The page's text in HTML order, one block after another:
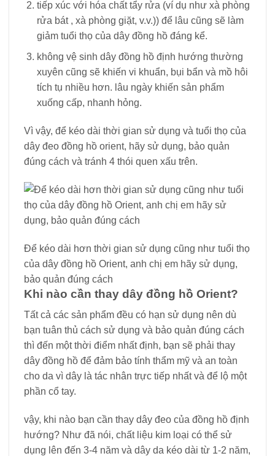
tiếp xúc với hóa chất tẩy rửa (ví dụ như xà phòng
rửa bát , xà phòng giặt, v.v.)) để lâu cũng sẽ làm
giảm tuổi thọ của dây đồng hồ đáng kể.
không vệ sinh dây đồng hồ định hướng thường
xuyên cũng sẽ khiến vi khuẩn, bụi bẩn và mồ hôi
tích tụ nhiều hơn. lâu ngày khiến sản phẩm
xuống cấp, nhanh hỏng.
Vì vậy, để kéo dài thời gian sử dụng và tuổi thọ của
dây đeo đồng hồ orient, hãy sử dụng, bảo quản
đúng cách và tránh 4 thói quen xấu trên.
Để kéo dài hơn thời gian sử dụng cũng như tuổi thọ
của dây đồng hồ Orient, anh chị em hãy sử dụng,
bảo quản đúng cách
Khi nào cần thay dây đồng hồ Orient?
Tất cả các sản phẩm đều có hạn sử dụng nên dù
bạn tuân thủ cách sử dụng và bảo quản đúng cách
thì đến một thời điểm nhất định, bạn sẽ phải thay
dây đồng hồ để đảm bảo tính thẩm mỹ và an toàn
cho da vì dây là tác nhân trực tiếp nhất và để lộ một
phần cổ tay.
vậy, khi nào bạn cần thay dây đeo của đồng hồ định
hướng? Như đã nói, chất liệu kim loại có thể sử
dụng lên đến 3-4 năm và dây da kéo dài từ 1-2 năm,